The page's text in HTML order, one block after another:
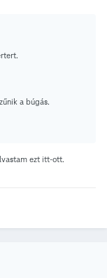
a búgás.
ezt itt-ott.